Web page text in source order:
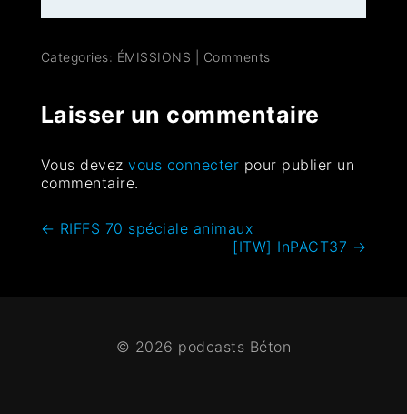
Categories: ÉMISSIONS Comments
Laisser un commentaire
Vous devezvous connecter pour publier un
commentaire.
← RIFFS 70 spéciale animaux
[ITW] InPACT37 →
© 2026 podcasts Béton